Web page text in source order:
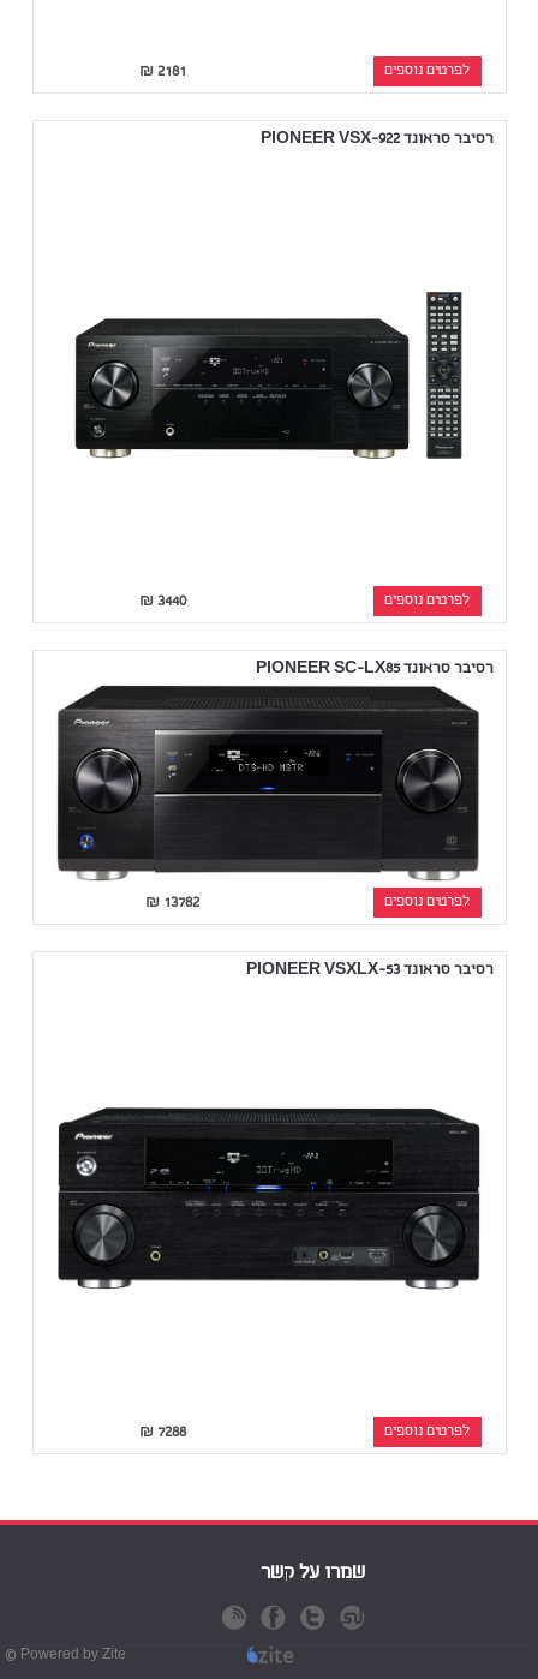
לפרטים נוספים 2181
₪
רסיבר סראונד PIONEER VSX-922
לפרטים נוספים 3440
₪
רסיבר סראונד PIONEER SC-LX85
לפרטים נוספים 13782
₪
רסיבר סראונד PIONEER VSXLX-53
לפרטים נוספים 7288
₪
שמרו על קשר
Powered by Zite ©